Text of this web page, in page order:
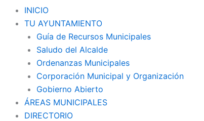
INICIO
TU AYUNTAMIENTO
Guía de Recursos Municipales
Saludo del Alcalde
Ordenanzas Municipales
Corporación Municipal y Organización
Gobierno Abierto
ÁREAS MUNICIPALES
DIRECTORIO